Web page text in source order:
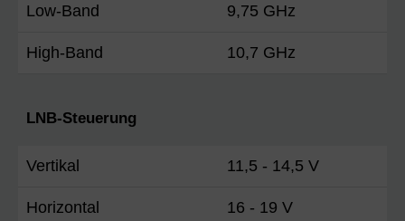
Low-Band 9,75 GHz
High-Band 10,7 GHz
LNB-Steuerung
Vertikal 11,5 - 14,5 V
Horizontal 16 - 19 V